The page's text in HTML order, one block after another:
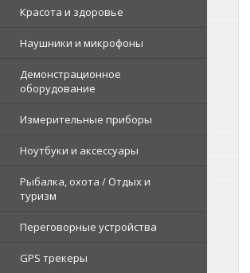
Красота и здоровье
Наушники и микрофоны
Демонстрационное
оборудование
Измерительные приборы
Ноутбуки и аксессуары
Рыбалка, охота / Отдых и
туризм
Переговорные устройства
GPS трекеры